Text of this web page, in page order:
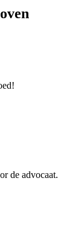
de advocaat.